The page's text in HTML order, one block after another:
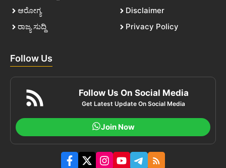
ಆರೋಗ್ಯ
ರಾಜ್ಯ ಸುದ್ದಿ
Disclaimer
Privacy Policy
Follow Us
Follow Us On Social Media
Get Latest Update On Social Media
Join Now